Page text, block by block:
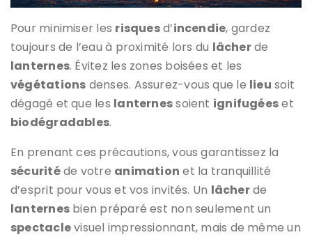
Pour minimiser les risquesd’incendie, gardez
toujours de l’eau à proximité lors du lâcherde
lanternes. Évitez les zones boisées et les
végétations denses. Assurez-vous que le lieu soit
dégagé et que les lanternessoient ignifugéeset
biodégradables.
En prenant ces précautions, vous garantissez la
sécuritéde votre animation et la tranquillité
d’esprit pour vous et vos invités. Un lâcherde
lanternes bien préparé est non seulement un
spectaclevisuel impressionnant, mais de même un